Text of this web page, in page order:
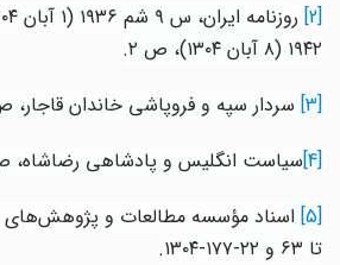
روزنامه ایران، س۹شم‌۱۹۳۶ (۱
١٩٤٢ ( ۸ آبان ١٣٠٤)، ص
۲.
سردار سپه و فروپاشی خاندان قاجار، ص 298.
سیاست انگلیس و پادشاهی رضاشاه، ص273.
تا ٦٣ و ٢٢-١٧٧-١٣٠٤.